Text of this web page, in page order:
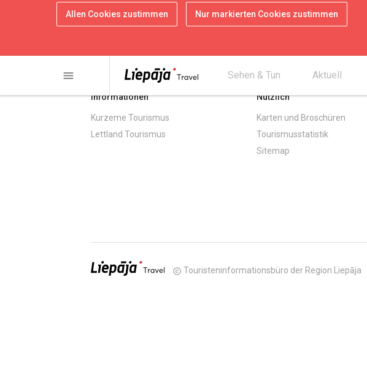
Allen Cookies zustimmen Nur markierten Cookies zustimmen
menu Sehen & Tun Aktuell
Informationen
Kurzeme Tourismus
Lettland Tourismus
Nützlich
Karten und Broschüren
Tourismusstatistik
Sitemap
copyright Touristeninformationsbüro der Region Liepāja